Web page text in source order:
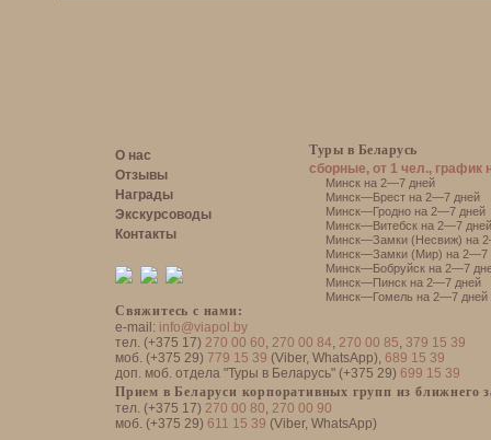
О нас
Отзывы
Награды
Экскурсоводы
Контакты
Свяжитесь с нами:
e-mail: info@viapol.by
тел. (+375 17) 270 00 60, 270 00 84, 270 00 85, 379 15 39
моб. (+375 29) 779 15 39 (Viber, WhatsApp), 689 15 39
доп. моб. отдела "Туры в Беларусь" (+375 29) 699 15 39
Прием в Беларуси корпоративных групп из ближнего
тел. (+375 17) 270 00 80, 270 00 90
моб. (+375 29) 611 15 39 (Viber, WhatsApp)
Туры в Беларусь
сборные, от 1 чел., график
Минск на 2—7 дней
Минск—Брест на 2—7 дней
Минск—Гродно на 2—7 дней
Минск—Витебск на 2—7 дней
Минск—Замки (Несвиж) на
Минск—Замки (Мир) на 2—7
Минск—Бобруйск на 2—7
Минск—Пинск на 2—7 дней
Минск—Гомель на 2—7 дней